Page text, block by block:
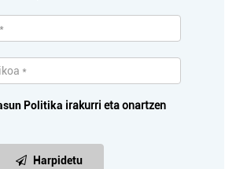
Politika irakurri eta onartzen
Harpidetu